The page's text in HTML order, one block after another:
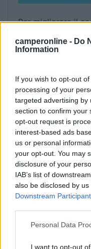
camperonline - Do
Information
If you wish to opt-out
processing of your
targeted advertising by
section to confirm your
opt-out request is
interest-based ads
us or personal
your opt-out. You may
disclosure of your
IAB’s list of
also be disclosed by
Downstream
Please note that this
Personal Data
I want to opt-out
Per migliorare il
ventilazione
zanzariera,
telecomando in
modalità di
lo rendono
sia durante la